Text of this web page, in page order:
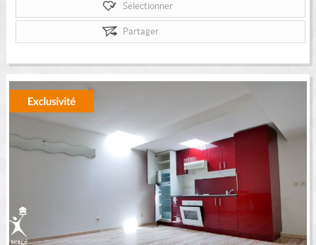
Sélectionner
Partager